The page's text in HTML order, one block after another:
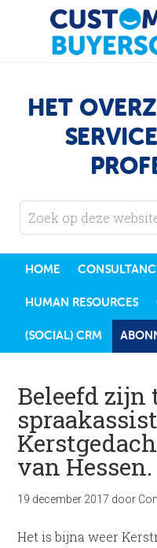
HET
HOME
HUMAN RESOURCES
(SOCIAL) CRM
Beleefd zijn
van Hessen.
19 december 2017 door
Het is bijna weer